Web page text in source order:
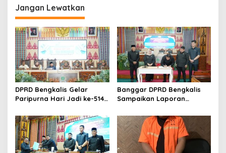
a
s
i
p
o
s
Jangan Lewatkan
DPRD Bengkalis Gelar
Paripurna Hari Jadi ke-514
Semangat Membangun
Negeri Junjungan.
Banggar DPRD Bengkalis
Sampaikan Laporan
Pertanggungjawaban
Pelaksanaan APBD Tahun
Anggaran 2025